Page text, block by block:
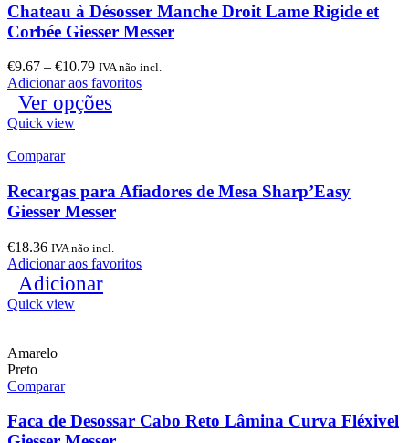
Chateau à Désosser Manche Droit Lame Rigide et
Corbée Giesser Messer
€9.67 – €10.79 IVA não incl.
Adicionar aos favoritos
Ver opções
Quick view
Comparar
Recargas para Afiadores de Mesa Sharp’Easy
Giesser Messer
€18.36 IVA não incl.
Adicionar aos favoritos
Adicionar
Quick view
Amarelo
Preto
Comparar
Faca de Desossar Cabo Reto Lâmina Curva Fléxivel